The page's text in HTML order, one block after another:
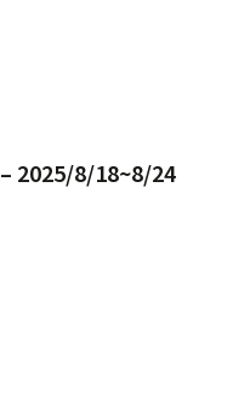
2025/8/18~8/24